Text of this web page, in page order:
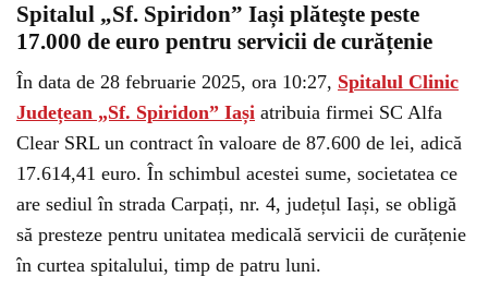
Spitalul „Sf. Spiridon” Iași plăteşte peste
17.000 de euro pentru servicii de curățenie
În data de 28 februarie 2025, ora 10:27, Spitalul Clinic
Județean „Sf. Spiridon” Iași atribuia firmei SC Alfa
Clear SRL un contract în valoare de 87.600 de lei, adică
17.614,41 euro. În schimbul acestei sume, societatea ce
are sediul în strada Carpați, nr. 4, județul Iași, se obligă
să presteze pentru unitatea medicală servicii de curățenie
în curtea spitalului, timp de patru luni.